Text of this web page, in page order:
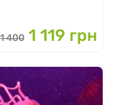
1 400 1 119 грн